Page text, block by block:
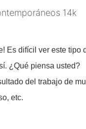
Es difícil ver este
¿Qué piensa usted?
del trabajo de
etc.